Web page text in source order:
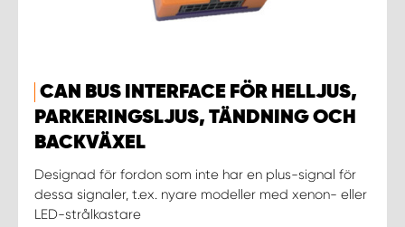
CAN BUS INTERFACE FÖR HELLJUS,
PARKERINGSLJUS, TÄNDNING OCH
BACKVÄXEL
Designad för fordon som inte har en plus-signal för
dessa signaler, t.ex. nyare modeller med xenon- eller
LED-strålkastare